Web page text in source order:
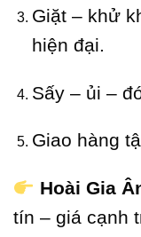
Giặt – khử
hiện đại.
Sấy – ủi –
Giao hàng
Hoài Gia
tín – giá cạnh